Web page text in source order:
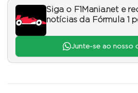
Siga o F1Mania.net e
notícias da Fórmula 1
Junte-se ao nosso